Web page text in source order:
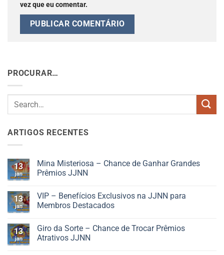
vez que eu comentar.
PROCURAR…
ARTIGOS RECENTES
13
jan
Mina Misteriosa – Chance de Ganhar Grandes
Prêmios JJNN
em
Mina
Misteriosa
de
Ganhar
Grandes
13
jan
VIP – Benefícios Exclusivos na JJNN para
Membros Destacados
em
VIP
–
13
jan
Giro da Sorte – Chance de Trocar Prêmios
Atrativos JJNN